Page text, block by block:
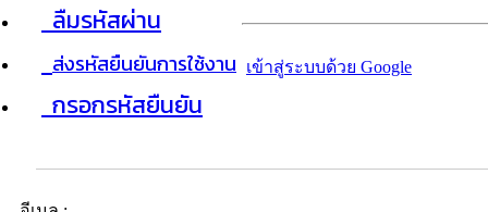
ลืมรหัสผ่าน
ส่งรหัสยืนยันการใช้งาน
กรอกรหัสยืนยัน
เข้าสู่ระบบด้วย Google